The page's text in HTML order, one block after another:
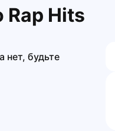
Hits
нет, будьте